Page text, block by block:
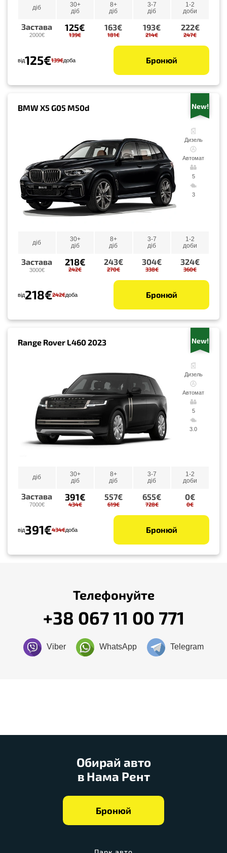
діб
30+
діб
8+
діб
3-7
діб
1-2
доби
Застава
2000€
125€
139€
163€
181€
193€
214€
222€
247€
від125€139€доба Бронюй
BMW X5 G05 M50d New!
Дизель
Автомат
5
3
діб
30+
діб
8+
діб
3-7
діб
1-2
доби
Застава
3000€
218€
242€
243€
270€
304€
338€
324€
360€
від218€242€доба Бронюй
Range Rover L460 2023 New!
Дизель
Автомат
5
3.0
діб
30+
діб
8+
діб
3-7
діб
1-2
доби
Застава
7000€
391€
434€
557€
619€
655€
728€
0€
0€
від391€434€доба Бронюй
Телефонуйте
+38 067 11 00 771
Viber WhatsApp Telegram
Обирай авто
в Нама Рент
Бронюй